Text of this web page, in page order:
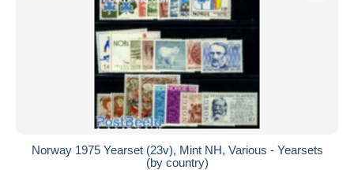
Norway 1975 Yearset (23v), Mint NH, Various - Yearsets
(by country)